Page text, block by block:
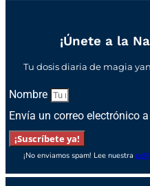
¡Únete a la
Tu dosis diaria de magia
Nombre
Envía un correo electrónico a
¡Suscríbete ya!
¡No enviamos spam! Lee nuestra